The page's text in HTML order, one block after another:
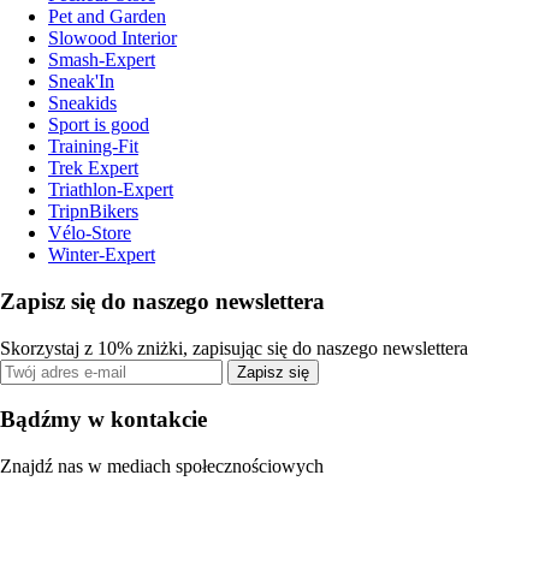
Pet and Garden
Slowood Interior
Smash-Expert
Sneak'In
Sneakids
Sport is good
Training-Fit
Trek Expert
Triathlon-Expert
TripnBikers
Vélo-Store
Winter-Expert
Zapisz się do naszego newslettera
Skorzystaj z 10% zniżki, zapisując się do naszego newslettera
Zapisz się
Bądźmy w kontakcie
Znajdź nas w mediach społecznościowych